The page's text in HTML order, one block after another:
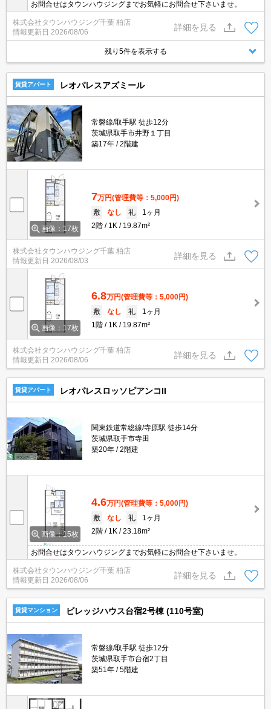
お問合せはタウンハウジングまでお気軽にお問合せ下さいませ。
株式会社タウンハウジング千葉 柏店
情報更新日 2026/08/06
詳細を見る
残り5件を表示する
賃貸アパート レオパレスアズミール
常磐線/取手駅 徒歩12分
茨城県取手市井野１丁目
築17年
2階建
画像：17枚
7万円(管理費等：5,000円)
敷
なし 礼
1ヶ月
2階
1K 19.87m²
株式会社タウンハウジング千葉 柏店
情報更新日 2026/08/03
詳細を見る
画像：17枚
6.8万円(管理費等：5,000円)
敷
なし 礼
1ヶ月
1階
1K 19.87m²
株式会社タウンハウジング千葉 柏店
情報更新日 2026/08/06
詳細を見る
賃貸アパート レオパレスロッソピアンコII
関東鉄道常総線/寺原駅 徒歩14分
茨城県取手市寺田
築20年
2階建
画像：15枚
4.6万円(管理費等：5,000円)
敷
なし 礼
1ヶ月
2階
1K 23.18m²
お問合せはタウンハウジングまでお気軽にお問合せ下さいませ。
株式会社タウンハウジング千葉 柏店
情報更新日 2026/08/06
詳細を見る
賃貸マンション ビレッジハウス台宿2号棟 (110号室)
常磐線/取手駅 徒歩12分
茨城県取手市台宿2丁目
築51年
5階建